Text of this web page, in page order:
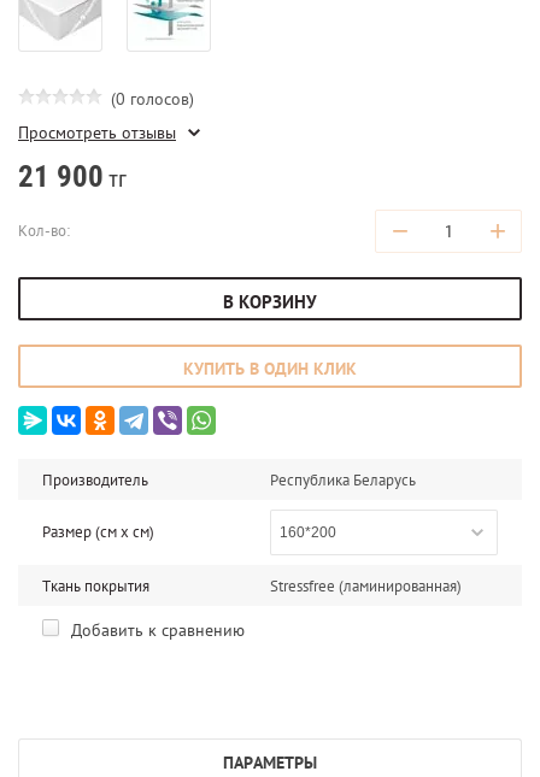
(0 голосов)
Просмотреть отзывы
21 900 тг
Кол-во: − +
В КОРЗИНУ
КУПИТЬ В ОДИН КЛИК
Производитель Республика Беларусь
Размер (см x cм) 160*200
Ткань покрытия Stressfree (ламинированная)
Добавить к сравнению
ПАРАМЕТРЫ